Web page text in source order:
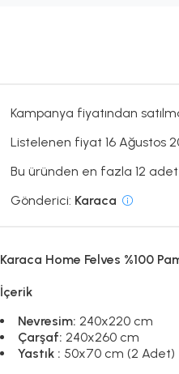
Kampanya fiyatından
Listelenen fiyat 16 Ağustos
Bu üründen en fazla 12 adet
Gönderici: Karaca
Karaca Home Felves %100
İçerik
Nevresim:240x220 cm
Çarşaf:240x260 cm
Yastık : 50x70 cm (2 Adet)